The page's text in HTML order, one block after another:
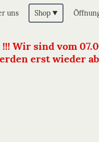
uns Shop
!!! Wir sind vom
erst wieder